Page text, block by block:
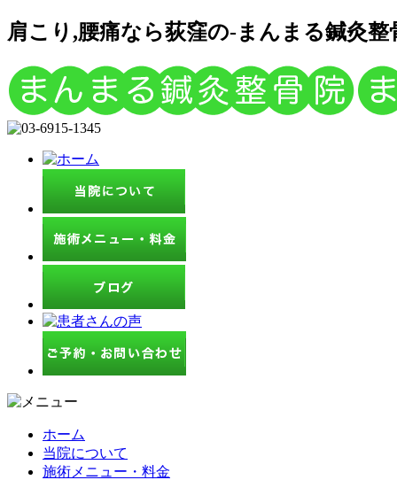
肩こり,腰痛なら荻窪の-まんまる鍼灸整
ホーム
当院について
施術メニュー・料金